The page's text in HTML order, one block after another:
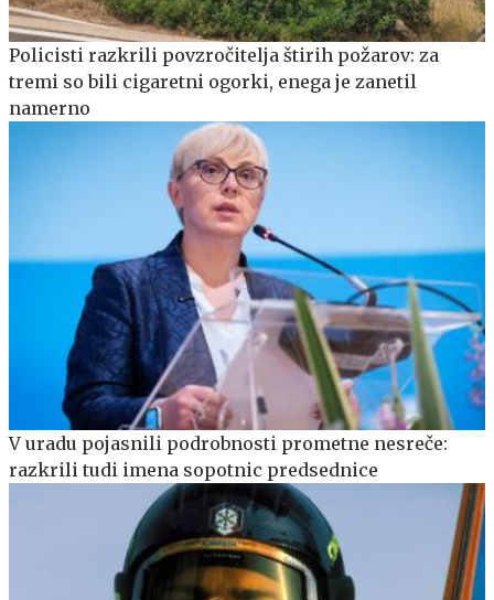
Policisti razkrili povzročitelja štirih požarov: za
tremi so bili cigaretni ogorki, enega je zanetil
namerno
V uradu pojasnili podrobnosti prometne nesreče:
razkrili tudi imena sopotnic predsednice